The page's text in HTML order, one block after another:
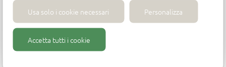
Usa solo i cookie necessari Personalizza
Accetta tutti i cookie